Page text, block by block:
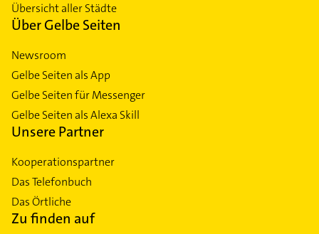
Übersicht aller Städte
Über Gelbe Seiten
Newsroom
Gelbe Seiten als App
Gelbe Seiten für Messenger
Gelbe Seiten als Alexa Skill
Unsere Partner
Kooperationspartner
Das Telefonbuch
Das Örtliche
Zu finden auf